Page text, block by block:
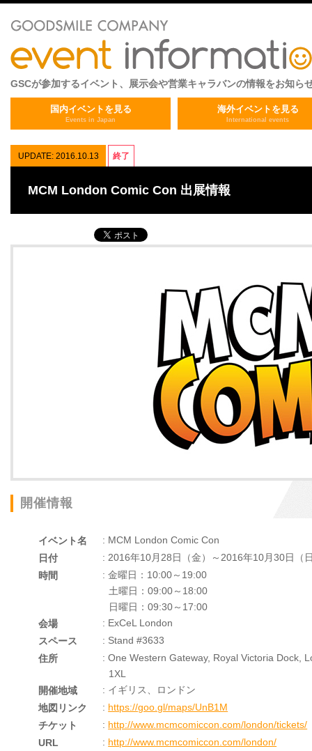
GSCが参加するイベント、展示会や営業キャラバンの情報をお知ら
国内イベントを見る
Events in Japan
海外イベントを見る
International events
UPDATE: 2016.10.13 終了
MCM London Comic Con 出展情報
開催情報
イベント名
: MCM London Comic Con
日付
: 2016年10月28日（金）～2016年10月30日（
時間
: 金曜日：10:00～19:00
土曜日：09:00～18:00
日曜日：09:30～17:00
会場
: ExCeL London
スペース
: Stand #3633
住所
: One Western Gateway, Royal Victoria Dock,
1XL
開催地域
: イギリス、ロンドン
地図リンク
: https://goo.gl/maps/UnB1M
チケット
: http://www.mcmcomiccon.com/london/tickets/
URL
: http://www.mcmcomiccon.com/london/